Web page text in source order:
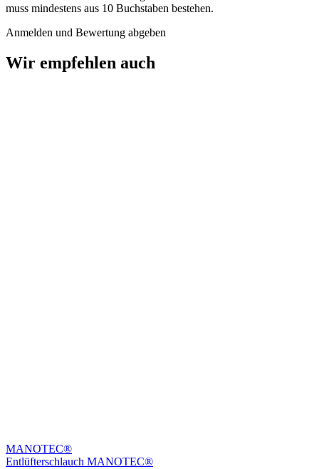
muss mindestens aus 10 Buchstaben bestehen.
Anmelden und Bewertung abgeben
Wir empfehlen auch
MANOTEC®
Entlüfterschlauch MANOTEC®